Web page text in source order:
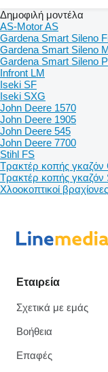
Δημοφιλή μοντέλα
AS-Motor AS
Gardena Smart Sileno
Gardena Smart Sileno
Gardena Smart Sileno
Infront LM
Iseki SF
Iseki SXG
John Deere 1570
John Deere 1905
John Deere 545
John Deere 7700
Stihl FS
Τρακτέρ κοπής γκαζόν
Τρακτέρ κοπής γκαζόν
Χλοοκοπτικοί
Εταιρεία
Σχετικά με εμάς
Βοήθεια
Επαφές